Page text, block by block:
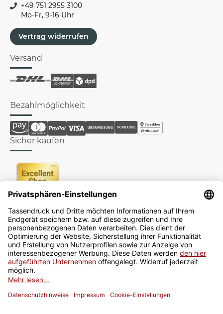
+49 751 2955 3100
Mo-Fr, 9-16 Uhr
Vertrag widerrufen
Versand
Bezahlmöglichkeit
Sicher kaufen
Newsletter